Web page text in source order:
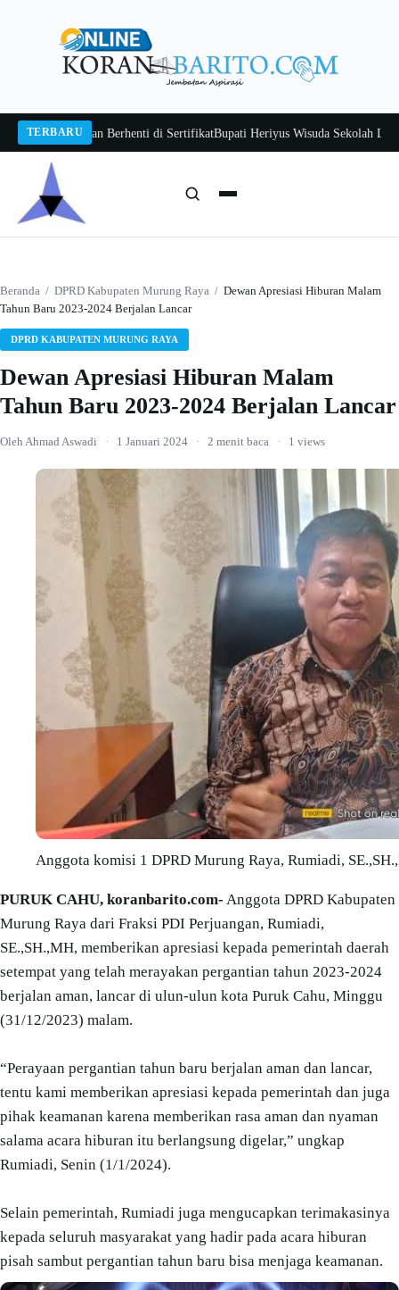
TERBARU
Jangan Berhenti di SertifikatBupati Heriyus Wisuda Sekolah Lansia
Beranda / DPRD Kabupaten Murung Raya / Dewan Apresiasi Hiburan Malam
Tahun Baru 2023-2024 Berjalan Lancar
DPRD KABUPATEN MURUNG RAYA
Dewan Apresiasi Hiburan Malam
Tahun Baru 2023-2024 Berjalan Lancar
Oleh Ahmad Aswadi · 1 Januari 2024 · 2 menit baca · 1 views
Anggota komisi 1 DPRD Murung Raya, Rumiadi,
PURUK CAHU, koranbarito.com- Anggota DPRD Kabupaten
Murung Raya dari Fraksi PDI Perjuangan, Rumiadi,
SE.,SH.,MH, memberikan apresiasi kepada pemerintah daerah
setempat yang telah merayakan pergantian tahun 2023-2024
berjalan aman, lancar di ulun-ulun kota Puruk Cahu, Minggu
(31/12/2023) malam.
“Perayaan pergantian tahun baru berjalan aman dan lancar,
tentu kami memberikan apresiasi kepada pemerintah dan juga
pihak keamanan karena memberikan rasa aman dan nyaman
salama acara hiburan itu berlangsung digelar,” ungkap
Rumiadi, Senin (1/1/2024).
Selain pemerintah, Rumiadi juga mengucapkan terimakasinya
kepada seluruh masyarakat yang hadir pada acara hiburan
pisah sambut pergantian tahun baru bisa menjaga keamanan.